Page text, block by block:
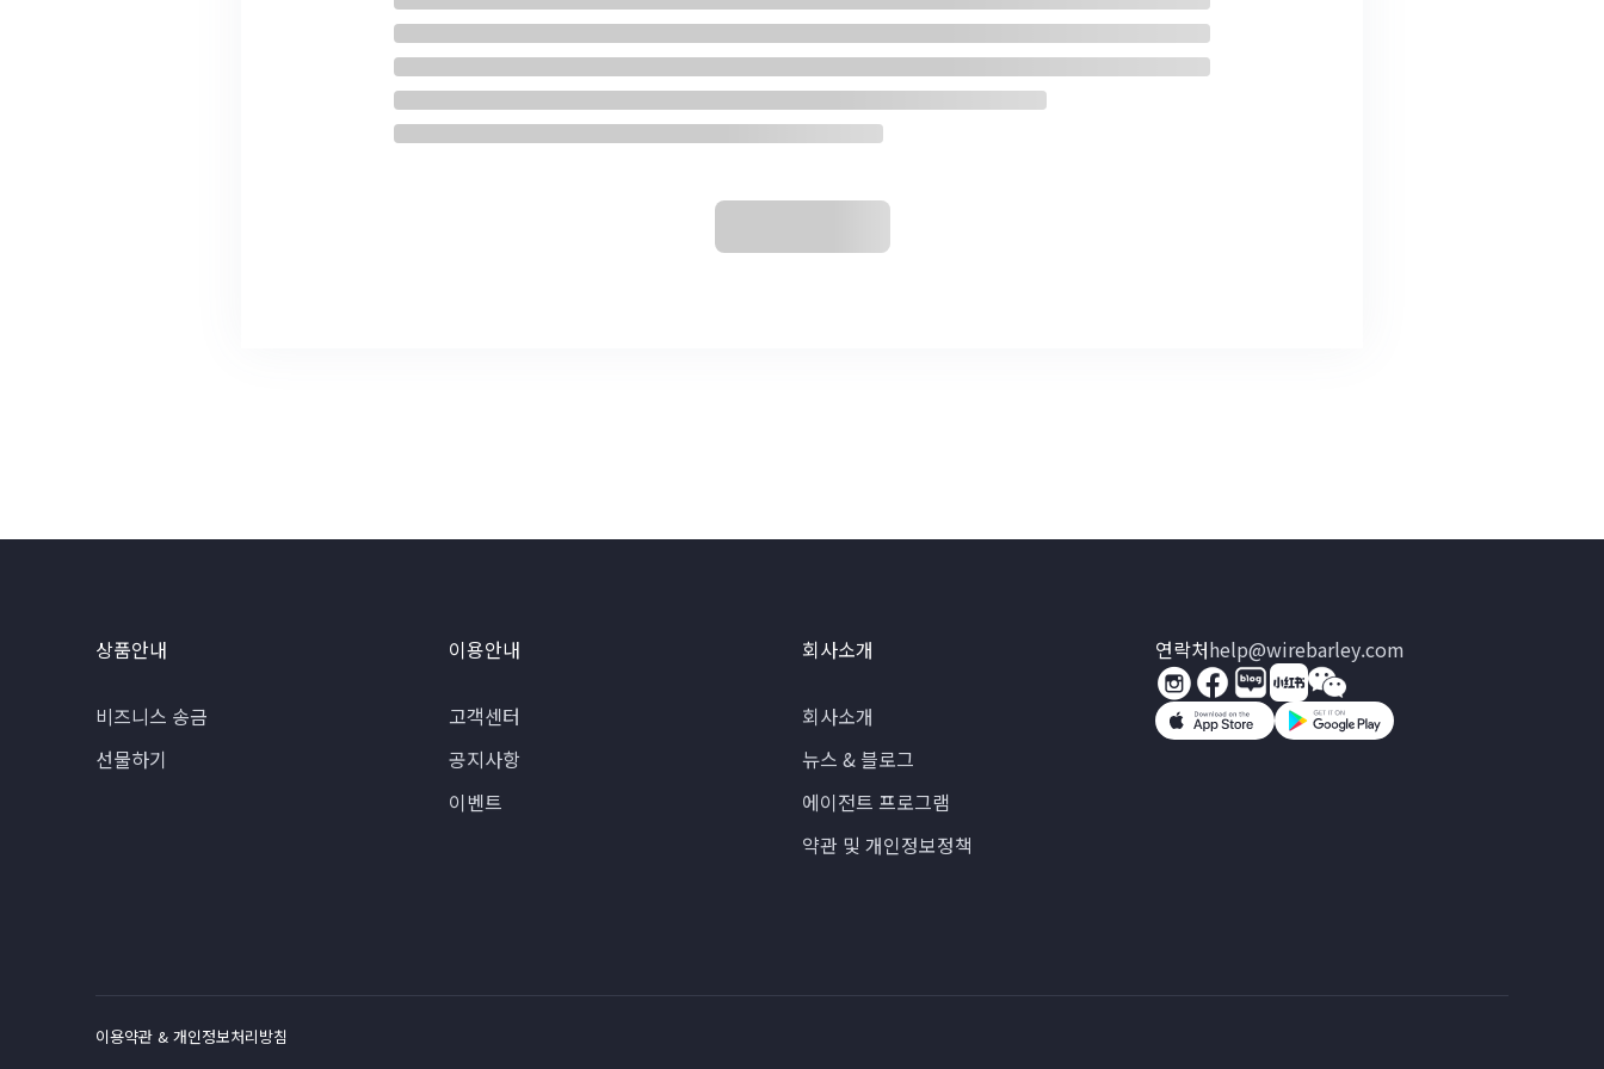
상품안내
비즈니스 송금
선물하기
이용안내
고객센터
공지사항
이벤트
회사소개
회사소개
뉴스 & 블로그
에이전트 프로그램
약관 및 개인정보정책
연락처help@wirebarley.com
이용약관 & 개인정보처리방침